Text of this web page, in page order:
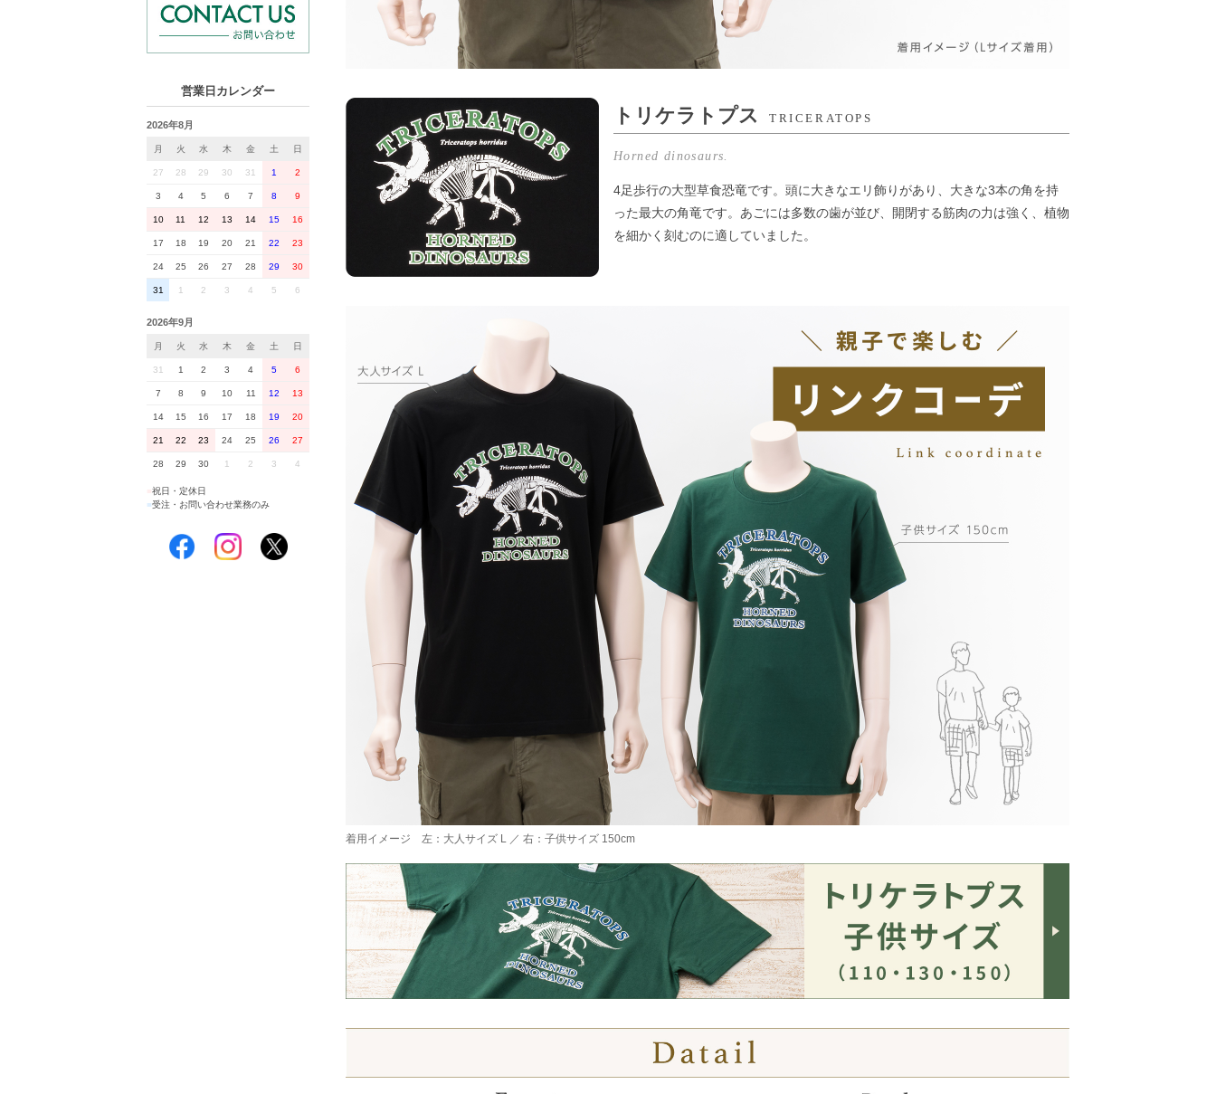
営業日カレンダー
2026年8月
月 火 水 木 金 土 日
27 28 29 30 31 1 2
3 4 5 6 7 8 9
10 11 12 13 14 15 16
17 18 19 20 21 22 23
24 25 26 27 28 29 30
31 1 2 3 4 5 6
2026年9月
月 火 水 木 金 土 日
31 1 2 3 4 5 6
7 8 9 10 11 12 13
14 15 16 17 18 19 20
21 22 23 24 25 26 27
28 29 30 1 2 3 4
祝日・定休日
■受注・お問い合わせ業務のみ
トリケラトプス TRICERATOPS
Horned dinosaurs.
4足歩行の大型草食恐竜です。頭に大きなエリ飾りがあり、大きな3本の角を持
った最大の角竜です。あごには多数の歯が並び、開閉する筋肉の力は強く、植物
を細かく刻むのに適していました。
着用イメージ 左：大人サイズ L ／ 右：子供サイズ 150cm